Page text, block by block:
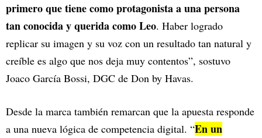
primero que tiene como protagonista a una persona
tan conocida y querida como Leo. Haber logrado
replicar su imagen y su voz con un resultado tan natural y
creíble es algo que nos deja muy contentos”, sostuvo
Joaco García Bossi, DGC de Don by Havas.
Desde la marca también remarcan que la apuesta responde
a una nueva lógica de competencia digital. “En un